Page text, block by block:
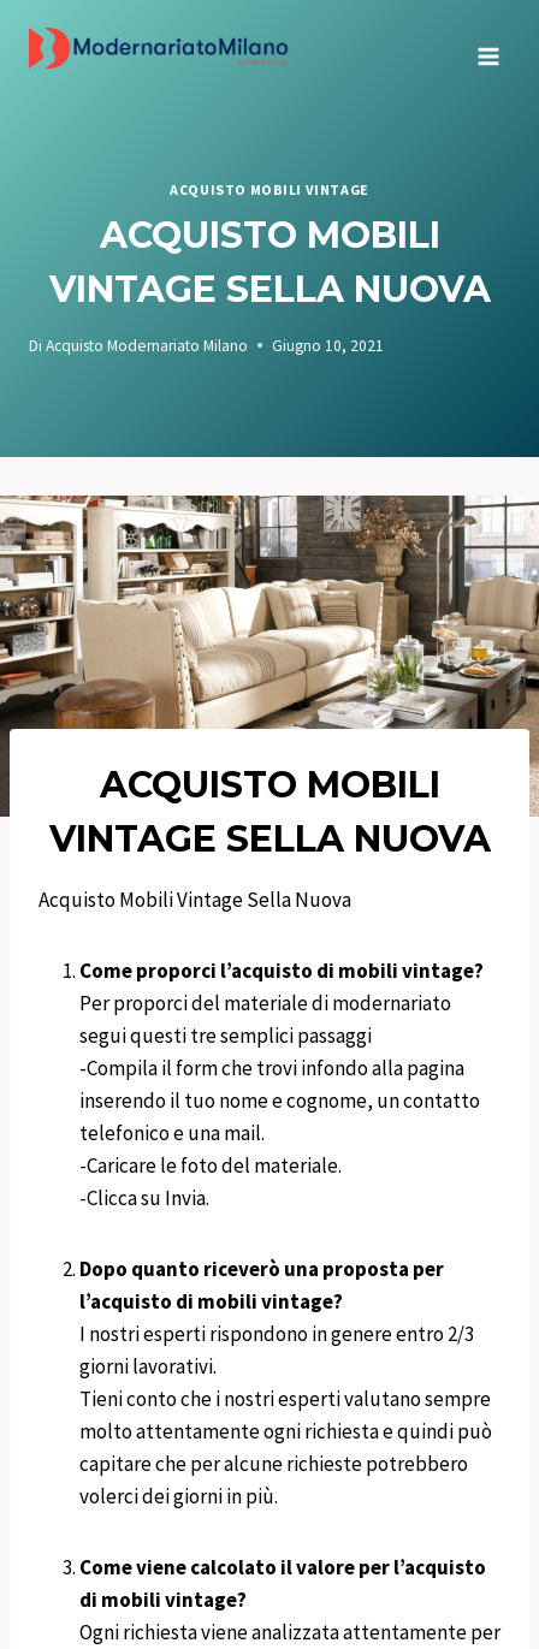
ACQUISTO MOBILI VINTAGE
ACQUISTO MOBILI
VINTAGE SELLA NUOVA
Di Acquisto Modernariato Milano Giugno 10, 2021
ACQUISTO MOBILI
VINTAGE SELLA NUOVA
Acquisto Mobili Vintage Sella Nuova
Come proporci l’acquisto di mobili vintage?
Per proporci del materiale di modernariato
segui questi tre semplici passaggi
-Compila il form che trovi infondo alla pagina
inserendo il tuo nome e cognome, un contatto
telefonico e una mail.
-Caricare le foto del materiale.
-Clicca su Invia.
Dopo quanto riceverò una proposta per
l’acquisto di mobili vintage?
I nostri esperti rispondono in genere entro 2/3
giorni lavorativi.
Tieni conto che i nostri esperti valutano sempre
molto attentamente ogni richiesta e quindi può
capitare che per alcune richieste potrebbero
volerci dei giorni in più.
Come viene calcolato il valore per l’acquisto
di mobili vintage?
Ogni richiesta viene analizzata attentamente per